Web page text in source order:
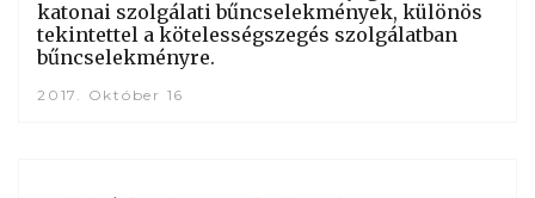
katonai szolgálati bűncselekmények, különös
tekintettel a kötelességszegés szolgálatban
bűncselekményre.
2017. Október 16